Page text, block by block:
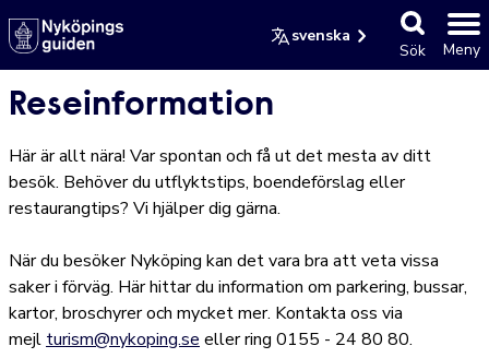
svenska
Sök Meny
Reseinformation
Här är allt nära! Var spontan och få ut det mesta av ditt
besök. Behöver du utflyktstips, boendeförslag eller
restaurangtips? Vi hjälper dig gärna.
När du besöker Nyköping kan det vara bra att veta vissa
saker i förväg. Här hittar du information om parkering, bussar,
kartor, broschyrer och mycket mer. Kontakta oss via
mejl turism@nykoping.se eller ring 0155 - 24 80 80.